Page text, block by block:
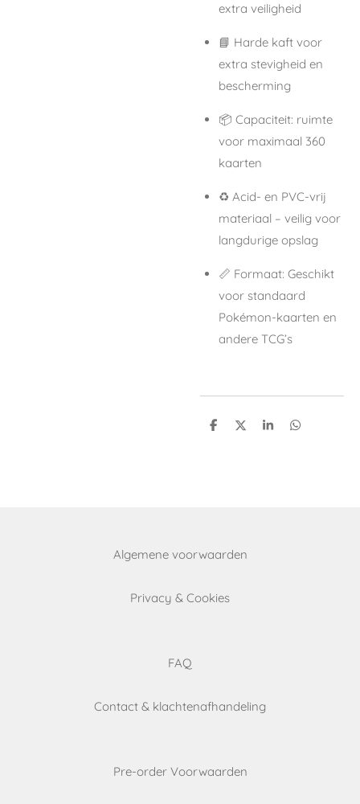
extra veiligheid
📘 Harde kaftvoor
extra stevigheid en
bescherming
📦 Capaciteit: ruimte
voor maximaal 360
kaarten
♻️ Acid- en PVC-vrij
materiaal– veilig voor
langdurige opslag
📏 Formaat: Geschikt
voor standaard
Pokémon-kaarten en
andere TCG’s
S
S
S
S
Algemene voorwaarden
Privacy & Cookies
FAQ
Contact & klachtenafhandeling
Pre-order Voorwaarden